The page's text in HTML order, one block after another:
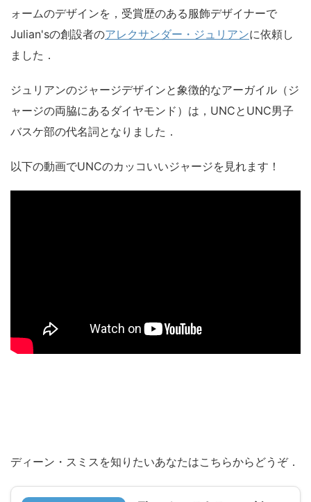
ォームのデザインを，受賞歴のある服飾デザイナーで
Julian'sの創設者のアレクサンダー・ジュリアンに依頼し
ました．
ジュリアンのジャージデザインと象徴的なアーガイル（ジ
ャージの両脇にあるダイヤモンド）は，UNCとUNC男子
バスケ部の代名詞となりました．
以下の動画でUNCのカッコいいジャージを見れます！
ディーン・スミスを知りたいあなたはこちらからどうぞ．